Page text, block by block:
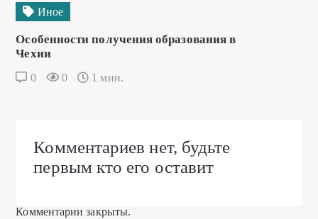
Иное
Особенности получения образования в
Чехии
0 0 1 мин.
Комментариев нет, будьте
первым кто его оставит
Комментарии закрыты.